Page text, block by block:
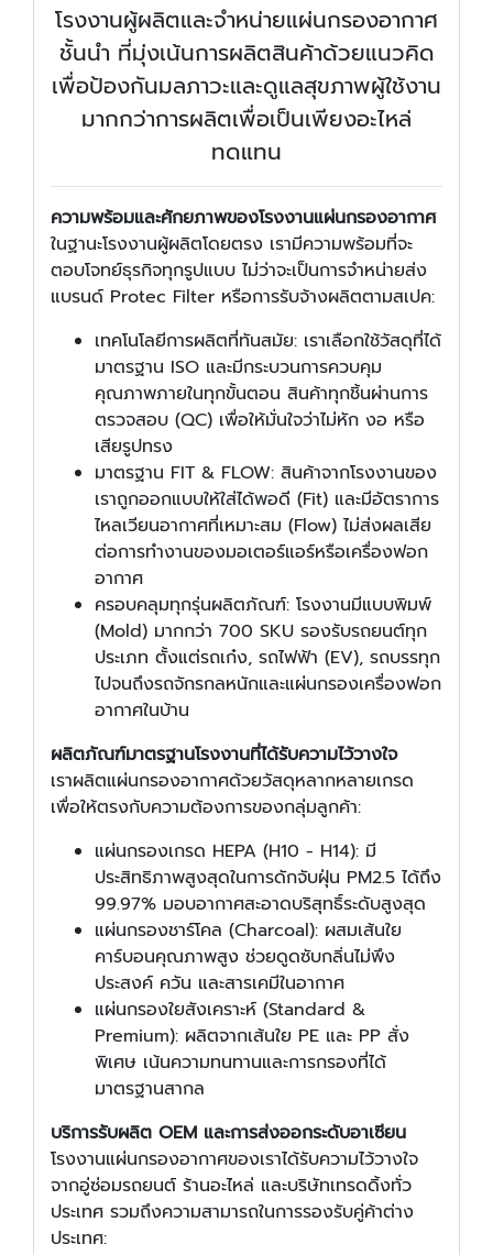
โรงงานผู้ผลิตและจำหน่ายแผ่นกรองอากาศ
ชั้นนำ ที่มุ่งเน้นการผลิตสินค้าด้วยแนวคิด
เพื่อป้องกันมลภาวะและดูแลสุขภาพผู้ใช้งาน
มากกว่าการผลิตเพื่อเป็นเพียงอะไหล่
ทดแทน
ความพร้อมและศักยภาพของโรงงานแผ่นกรองอากาศ
ในฐานะโรงงานผู้ผลิตโดยตรง เรามีความพร้อมที่จะ
ตอบโจทย์ธุรกิจทุกรูปแบบ ไม่ว่าจะเป็นการจำหน่ายส่ง
แบรนด์ Protec Filter หรือการรับจ้างผลิตตามสเปค:
เทคโนโลยีการผลิตที่ทันสมัย: เราเลือกใช้วัสดุที่ได้
มาตรฐาน ISO และมีกระบวนการควบคุม
คุณภาพภายในทุกขั้นตอน สินค้าทุกชิ้นผ่านการ
ตรวจสอบ (QC) เพื่อให้มั่นใจว่าไม่หัก งอ หรือ
เสียรูปทรง
มาตรฐาน FIT & FLOW: สินค้าจากโรงงานของ
เราถูกออกแบบให้ใส่ได้พอดี (Fit) และมีอัตราการ
ไหลเวียนอากาศที่เหมาะสม (Flow) ไม่ส่งผลเสีย
ต่อการทำงานของมอเตอร์แอร์หรือเครื่องฟอก
อากาศ
ครอบคลุมทุกรุ่นผลิตภัณฑ์: โรงงานมีแบบพิมพ์
(Mold) มากกว่า 700 SKU รองรับรถยนต์ทุก
ประเภท ตั้งแต่รถเก๋ง, รถไฟฟ้า (EV), รถบรรทุก
ไปจนถึงรถจักรกลหนักและแผ่นกรองเครื่องฟอก
อากาศในบ้าน
ผลิตภัณฑ์มาตรฐานโรงงานที่ได้รับความไว้วางใจ
เราผลิตแผ่นกรองอากาศด้วยวัสดุหลากหลายเกรด
เพื่อให้ตรงกับความต้องการของกลุ่มลูกค้า:
แผ่นกรองเกรด HEPA (H10 - H14): มี
ประสิทธิภาพสูงสุดในการดักจับฝุ่น PM2.5 ได้ถึง
99.97% มอบอากาศสะอาดบริสุทธิ์ระดับสูงสุด
แผ่นกรองชาร์โคล (Charcoal): ผสมเส้นใย
คาร์บอนคุณภาพสูง ช่วยดูดซับกลิ่นไม่พึง
ประสงค์ ควัน และสารเคมีในอากาศ
แผ่นกรองใยสังเคราะห์ (Standard &
Premium): ผลิตจากเส้นใย PE และ PP สั่ง
พิเศษ เน้นความทนทานและการกรองที่ได้
มาตรฐานสากล
บริการรับผลิต OEM และการส่งออกระดับอาเซียน
โรงงานแผ่นกรองอากาศของเราได้รับความไว้วางใจ
จากอู่ซ่อมรถยนต์ ร้านอะไหล่ และบริษัทเทรดดิ้งทั่ว
ประเทศ รวมถึงความสามารถในการรองรับคู่ค้าต่าง
ประเทศ: